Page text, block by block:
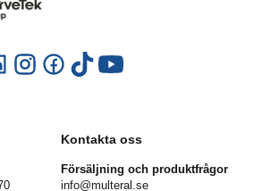
Kontakta oss
Försäljning och produktfrågor
info@multeral.se